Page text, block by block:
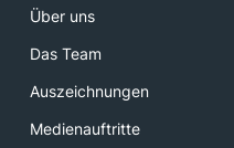
Über uns
Das Team
Auszeichnungen
Medienauftritte